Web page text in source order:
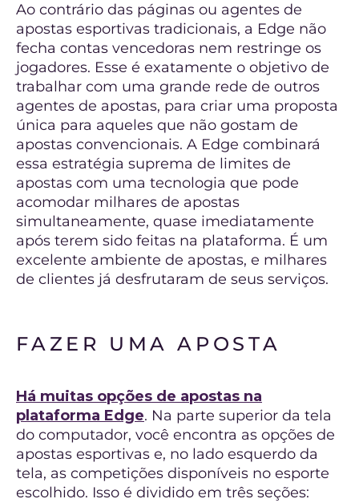
Ao contrário das páginas ou agentes de
apostas esportivas tradicionais, a Edge não
fecha contas vencedoras nem restringe os
jogadores. Esse é exatamente o objetivo de
trabalhar com uma grande rede de outros
agentes de apostas, para criar uma proposta
única para aqueles que não gostam de
apostas convencionais. A Edge combinará
essa estratégia suprema de limites de
apostas com uma tecnologia que pode
acomodar milhares de apostas
simultaneamente, quase imediatamente
após terem sido feitas na plataforma. É um
excelente ambiente de apostas, e milhares
de clientes já desfrutaram de seus serviços.
FAZER UMA APOSTA
Há muitas opções de apostas na
plataforma Edge. Na parte superior da tela
do computador, você encontra as opções de
apostas esportivas e, no lado esquerdo da
tela, as competições disponíveis no esporte
escolhido. Isso é dividido em três seções: